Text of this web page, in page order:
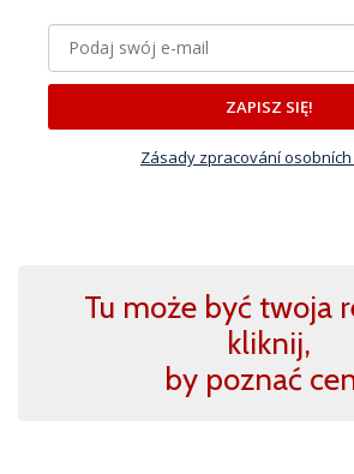
ZAPISZ SIĘ!
Zásady zpracování
Tu może być twoja
kliknij,
by poznać